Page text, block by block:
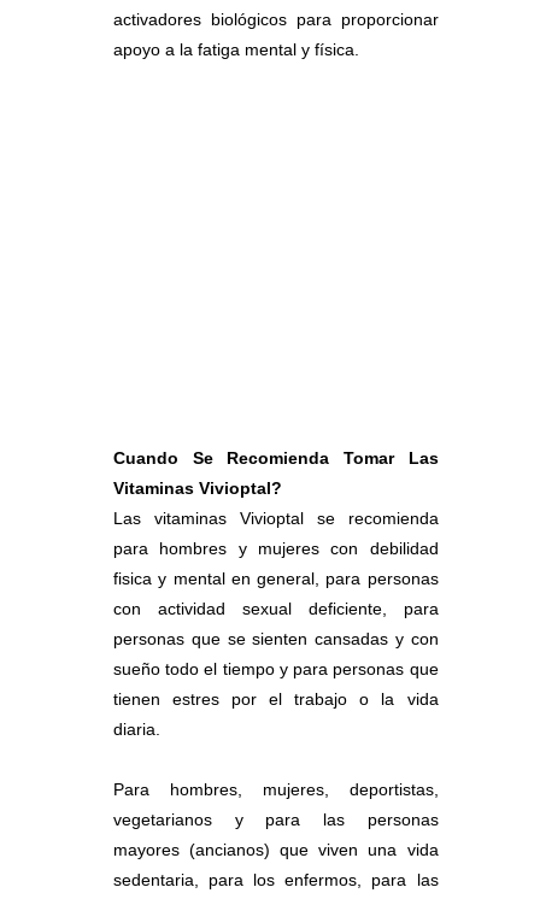
activadores biológicos para proporcionar
apoyo a la fatiga mental y física.
Cuando Se Recomienda Tomar Las
Vitaminas Vivioptal?
Las vitaminas Vivioptal se recomienda
para hombres y mujeres con debilidad
fisica y mental en general, para personas
con actividad sexual deficiente, para
personas que se sienten cansadas y con
sueño todo el tiempo y para personas que
tienen estres por el trabajo o la vida
diaria.
Para hombres, mujeres, deportistas,
vegetarianos y para las personas
mayores (ancianos) que viven una vida
sedentaria, para los enfermos, para las